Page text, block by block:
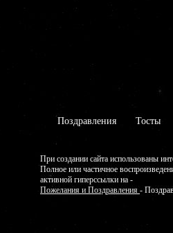
Поздравления Тосты
При создании сайта использованы
Полное или частичное
активной гиперссылки на -
Пожелания и Поздравления -